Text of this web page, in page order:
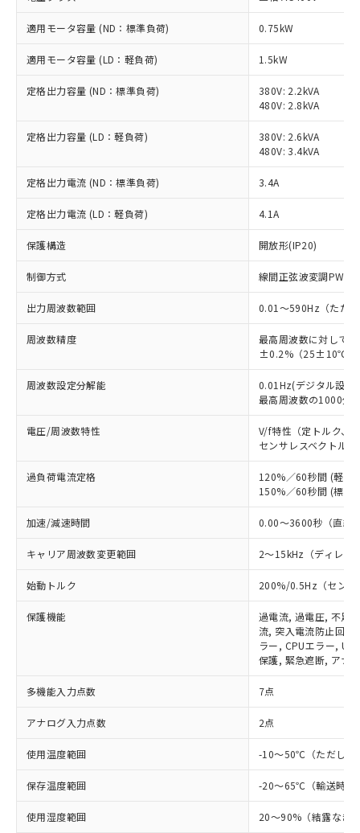
適用モータ容量 (ND：標準負荷) 0.75kW
適用モータ容量 (LD：軽負荷) 1.5kW
定格出力容量 (ND：標準負荷)
380V: 2.2kVA
480V: 2.8kVA
定格出力容量 (LD：軽負荷)
380V: 2.6kVA
480V: 3.4kVA
定格出力電流 (ND：標準負荷) 3.4A
定格出力電流 (LD：軽負荷) 4.1A
保護構造 開放形(IP20)
制御方式 線間正弦波変調PWM
出力周波数範囲 0.01～590Hz（ただ
周波数精度
最高周波数に対して
±0.2%（25±10℃）
周波数設定分解能
0.01Hz(デジタル設定)
最高周波数の1000分
電圧/周波数特性
V/f特性（定トルク、
センサレスベクトル
過負荷電流定格
120%／60秒間 (軽負
150%／60秒間 (標準
加速/減速時間 0.00～3600秒（直線
キャリア周波数変更範囲 2～15kHz（ディレー
始動トルク 200%/0.5Hz（センサ
保護機能
過電流, 過電圧, 不足
流, 突入電流防止回路
ラー, CPUエラー,
保護, 緊急遮断, アナ
多機能入力点数 7点
アナログ入力点数 2点
使用温度範囲 -10～50℃（ただし、
保存温度範囲 -20～65℃（輸送時）
使用湿度範囲 20～90%（結露なき
ご利用条件
以下の条件をお読みいただき、同意のうえ
ご利用ください。
対応済み：EU RoHS指令（10物質）の
非含有に対応した製品が提供可能な商品で
す。
対応予定：EU RoHS指令（10物質）の非含
有に対応した製品に切り替える予定のある
対応予定なし：EU RoHS指令（10物質）の
非含有に非対応の商品で、対応品を出す予
定はありません。